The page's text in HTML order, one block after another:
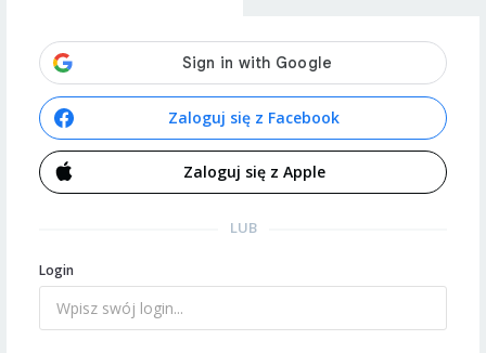
Zaloguj się z Facebook
Zaloguj się z Apple
LUB
Login